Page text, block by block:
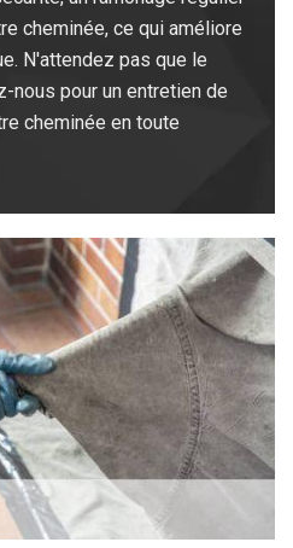
cheminée, ce qui améliore
N'attendez pas que le
nous pour un entretien de
cheminée en toute